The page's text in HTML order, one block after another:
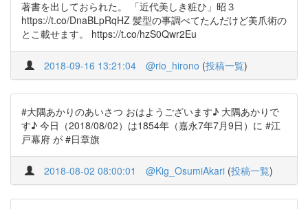
著書を出しておられた。 「近代美しき粧ひ」昭３
https://t.co/DnaBLpRqHZ 髪型の事調べてたんだけど美爪術の
とこ載せます。 https://t.co/hzS0Qwr2Eu
2018-09-16 13:21:04 @rio_hirono (投稿一覧)
#大隅あかりのあいさつ おはようございます♪ 大隅あかりで
す♪ 今日（2018/08/02）は1854年（嘉永7年7月9日）に #江
戸幕府 が #日章旗
2018-08-02 08:00:01 @Kig_OsumiAkari (投稿一覧)